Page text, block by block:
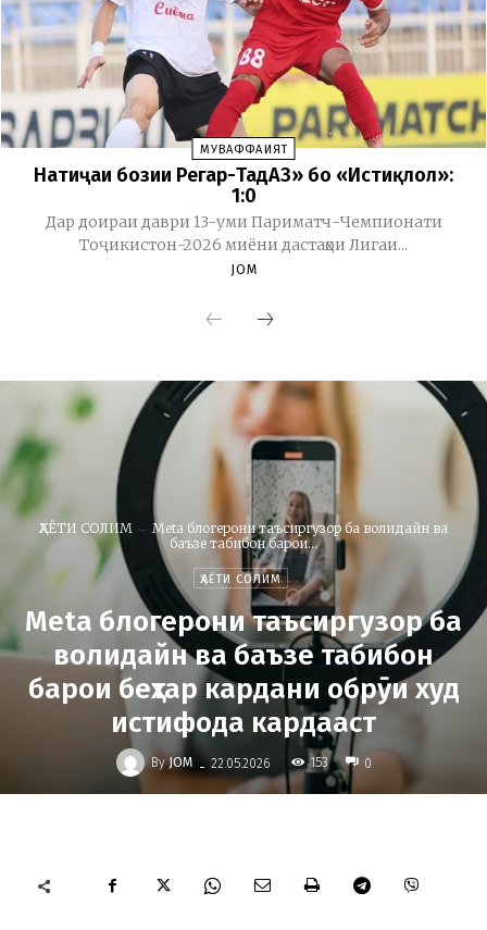
МУВАФФАҚИЯТ
Натиҷаи бозии Регар-ТадАЗ» бо «Истиқлол»:
1:0
Дар доираи даври 13-уми Париматч-Чемпионати
Тоҷикистон-2026 миёни дастаҳои Лигаи...
JOM